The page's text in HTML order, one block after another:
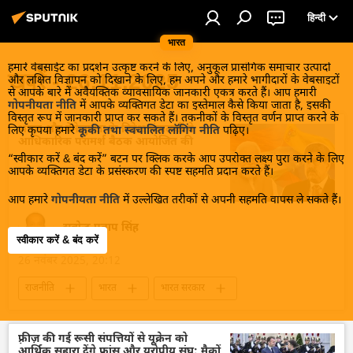
भारत
हिन्दी
हमारे वेबसाईट का प्रदर्शन उत्कृष्ट करने के लिए, अनुकूल प्रासंगिक समाचार उत्पादों
और लक्षित विज्ञापन को दिखाने के लिए, हम अपने और हमारे भागीदारों के वेबसाइटों
से आपके बारे में अवैयक्तिक व्यावसायिक जानकारी एकत्र करते हैं। आप हमारी
गोपनीयता नीति में आपके व्यक्तिगत डेटा का इस्तेमाल कैसे किया जाता है, इसकी
विस्तृत रूप में जानकारी प्राप्त कर सकते हैं। तकनीकों के विस्तृत वर्णन प्राप्त करने के
लिए कृपया हमारे कूकी तथा स्वचालित लॉगिंग नीति पढ़िए।
“स्वीकार करें & बंद करें” बटन पर क्लिक करके आप उपरोक्त लक्ष्य पुरा करने के लिए
आपके व्यक्तिगत डेटा के प्रसंस्करण की स्पष्ट सहमति प्रदान करते हैं।
आप हमारे गोपनीयता नीति में उल्लेखित तरीकों से अपनी सहमति वापस ले सकते हैं।
स्वीकार करें & बंद करें
खबरें - 26.11.2025
भारत और वेनेज़ुएला के विदेश मंत्रालयों ने
आधिकारिक परामर्श बैठक आयोजित की
सत्येन्द्र प्रताप सिंह
राजनीति भारत
भारत सरकार
विदेश मंत्रालय
द्विपक्षीय व्यापार स्वास्थ्य
फ़्रीज़ की गई रूसी संपत्तियों से यूक्रेन को